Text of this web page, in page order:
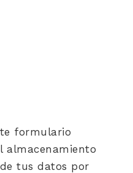
formulario
almacenamiento
tus datos por